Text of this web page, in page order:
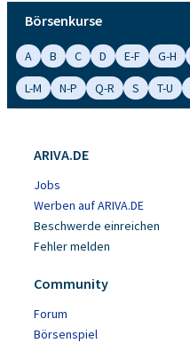
Börsenkurse
A B C D E-F G-H
L-M
N-P Q-R S T-U
ARIVA.DE
Jobs
Werben auf ARIVA.DE
Beschwerde einreichen
Fehler melden
Community
Forum
Börsenspiel